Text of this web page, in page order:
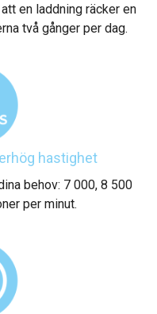
en laddning räcker en
två gånger per dag.
hastighet
behov: 7 000, 8 500
per minut.